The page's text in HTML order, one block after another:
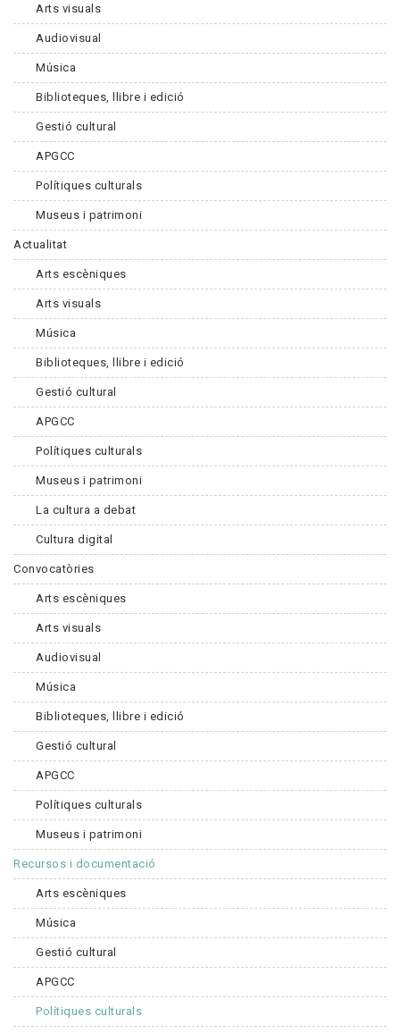
Arts visuals
Audiovisual
Música
Biblioteques, llibre i edició
Gestió cultural
APGCC
Polítiques culturals
Museus i patrimoni
Actualitat
Arts escèniques
Arts visuals
Música
Biblioteques, llibre i edició
Gestió cultural
APGCC
Polítiques culturals
Museus i patrimoni
La cultura a debat
Cultura digital
Convocatòries
Arts escèniques
Arts visuals
Audiovisual
Música
Biblioteques, llibre i edició
Gestió cultural
APGCC
Polítiques culturals
Museus i patrimoni
Recursos i documentació
Arts escèniques
Música
Gestió cultural
APGCC
Polítiques culturals